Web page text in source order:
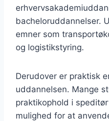
bacheloruddannelser.
emner som
og logistikstyring.
Derudover er praktisk
uddannelsen. Mange
praktikophold i
mulighed for at